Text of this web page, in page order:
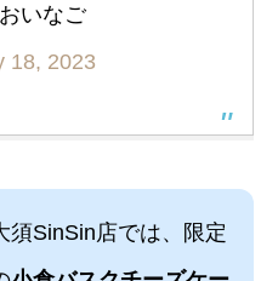
いなご
18, 2023
須SinSin店では、限定